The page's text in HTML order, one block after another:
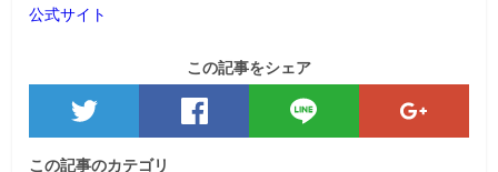
公式サイト
この記事をシェア
この記事のカテゴリ